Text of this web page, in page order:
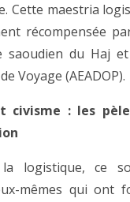
Cette maestria
récompensée
du Haj et
Voyage (AEADOP).
civisme : les
logistique, ce
mêmes qui ont